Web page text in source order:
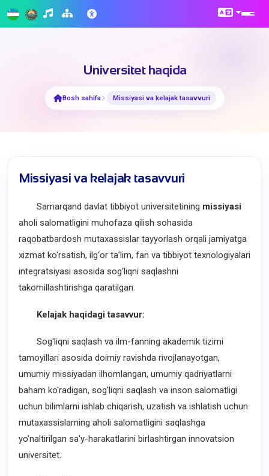
Universitet haqida
Bosh sahifa Missiyasi va kelajak tasavvuri
Missiyasi va kelajak tasavvuri
Samarqand davlat tibbiyot universitetining missiyasi
aholi salomatligini muhofaza qilish sohasida
raqobatbardosh mutaxassislar tayyorlash orqali jamiyatga
xizmat ko‘rsatish, ilg‘or ta’lim, fan va tibbiyot texnologiyalari
integratsiyasi asosida sog‘liqni saqlashni
takomillashtirishga qaratilgan.
Kelajak haqidagi tasavvur:
Sog'liqni saqlash va ilm-fanning akademik tizimi
tamoyillari asosida doimiy ravishda rivojlanayotgan,
umumiy missiyadan ilhomlangan, umumiy qadriyatlarni
baham ko'radigan, sog'liqni saqlash va inson salomatligi
uchun bilimlarni ishlab chiqarish, uzatish va ishlatish uchun
mutaxassislarning aholi salomatligini saqlashga
yo’naltirilgan sa'y-harakatlarini birlashtirgan innovatsion
universitet.